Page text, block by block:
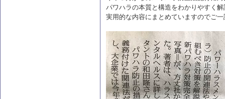
パワハラの本質と構造をわかりやすく
実用的な内容にまとめていますのでご